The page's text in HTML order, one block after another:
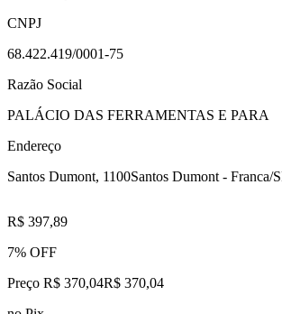
CNPJ
68.422.419/0001-75
Razão Social
PALÁCIO DAS FERRAMENTAS E PARA
Endereço
Santos Dumont, 1100Santos Dumont - Franca/
R$ 397,89
7% OFF
Preço R$ 370,04R$ 370,04